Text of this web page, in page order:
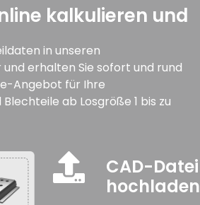
kalkulieren und
in unseren
erhalten Sie sofort und rund
Angebot für Ihre
ab Losgröße 1 bis zu
CAD-Datei
hochladen